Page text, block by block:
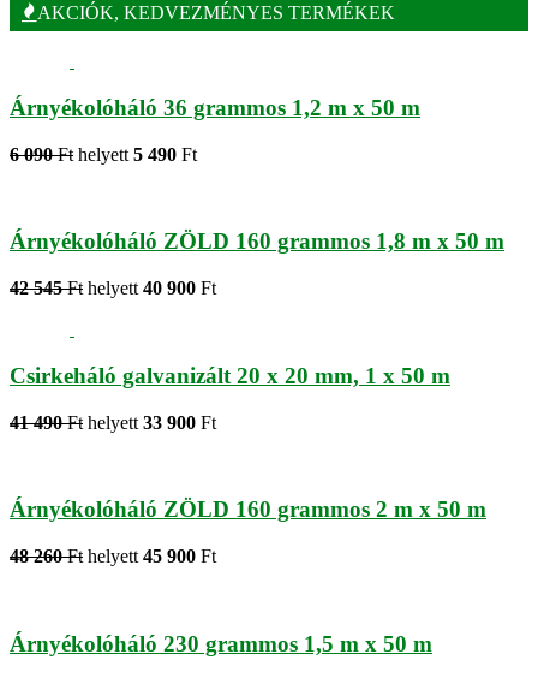
AKCIÓK, KEDVEZMÉNYES TERMÉKEK
Árnyékolóháló 36 grammos 1,2 m x 50 m
6 090 Ft helyett 5 490 Ft
Árnyékolóháló ZÖLD 160 grammos 1,8 m x 50 m
42 545 Ft helyett 40 900 Ft
Csirkeháló galvanizált 20 x 20 mm, 1 x 50 m
41 490 Ft helyett 33 900 Ft
Árnyékolóháló ZÖLD 160 grammos 2 m x 50 m
48 260 Ft helyett 45 900 Ft
Árnyékolóháló 230 grammos 1,5 m x 50 m